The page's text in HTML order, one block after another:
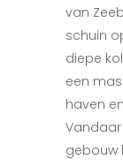
van
schuin
diepe
een
haven
gebouw